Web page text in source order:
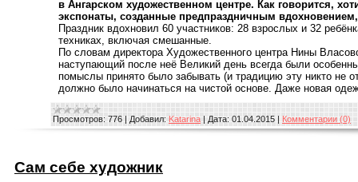
в Ангарском художественном центре. Как говорится,
экспонаты, созданные предпраздничным вдохновением,
Праздник вдохновил 60 участников: 28 взрослых и 32
техниках, включая смешанные.
По словам директора Художественного центра Нины
наступающий после неё Великий день всегда были
помыслы принято было забывать (и традицию эту никто не
должно было начинаться на чистой основе. Даже новая
Просмотров: 776 | Добавил: Katarina | Дата: 01.04.2015 | Комментарии (0)
Сам себе художник